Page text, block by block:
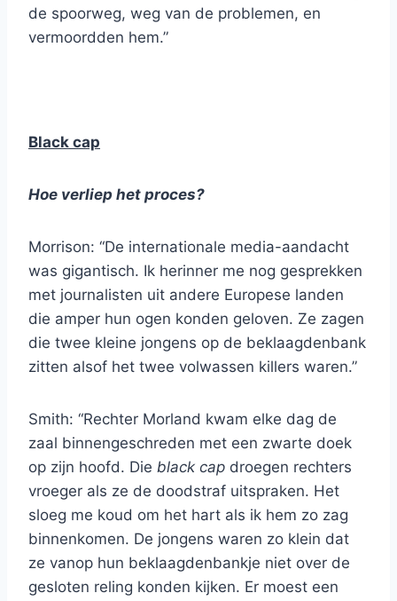
de spoorweg, weg van de problemen, en
vermoordden hem.”
Black cap
Hoe verliep het proces?
Morrison: “De internationale media-aandacht
was gigantisch. Ik herinner me nog gesprekken
met journalisten uit andere Europese landen
die amper hun ogen konden geloven. Ze zagen
die twee kleine jongens op de beklaagdenbank
zitten alsof het twee volwassen killers waren.”
Smith: “Rechter Morland kwam elke dag de
zaal binnengeschreden met een zwarte doek
op zijn hoofd. Die black cap droegen rechters
vroeger als ze de doodstraf uitspraken. Het
sloeg me koud om het hart als ik hem zo zag
binnenkomen. De jongens waren zo klein dat
ze vanop hun beklaagdenbankje niet over de
gesloten reling konden kijken. Er moest een